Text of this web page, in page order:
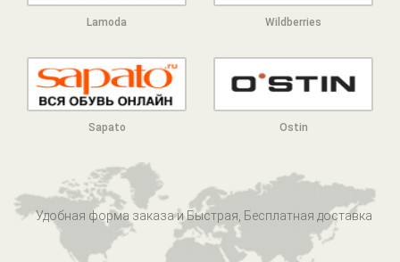
Lamoda Wildberries
Sapato Ostin
Удобная форма заказа и Быстрая, Бесплатная доставка